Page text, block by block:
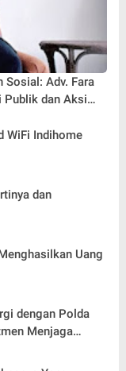
Adv. Fara
Publik dan Aksi
WiFi Indihome
dan
Uang
dengan Polda
Menjaga
Jelang HUT